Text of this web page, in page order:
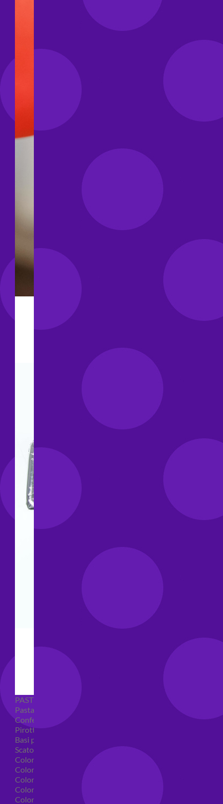
PASTICCERIA
Pasta di zucchero
Confetti
Pirottini
Basi polistirolo per torte
Scatole per torte
Coloranti alimentari
Coloranti alimentari in gel
Colorante alimentare spray
Coloranti alimentari in polvere
Coloranti liquidi